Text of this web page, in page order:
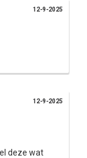
12-9-2025
deze wat
12-9-2025